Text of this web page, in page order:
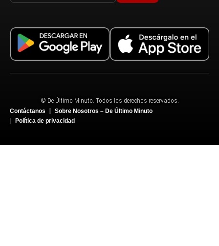
© De Último Minuto. Todos los derechos reservados.
Contáctanos
Sobre Nosotros – De Último Minuto
Política de privacidad